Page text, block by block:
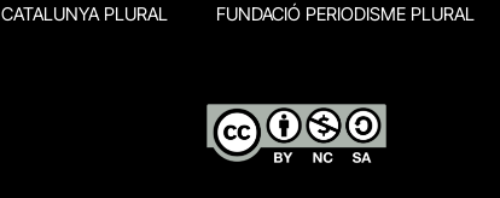
CATALUNYA PLURAL FUNDACIÓ PERIODISME PLURAL